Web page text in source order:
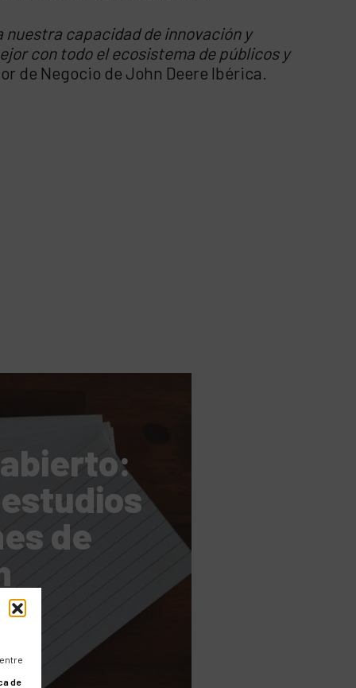
de
capacidad de innovación y
con todo el ecosistema de públicos y
de Negocio de John Deere Ibérica.
de